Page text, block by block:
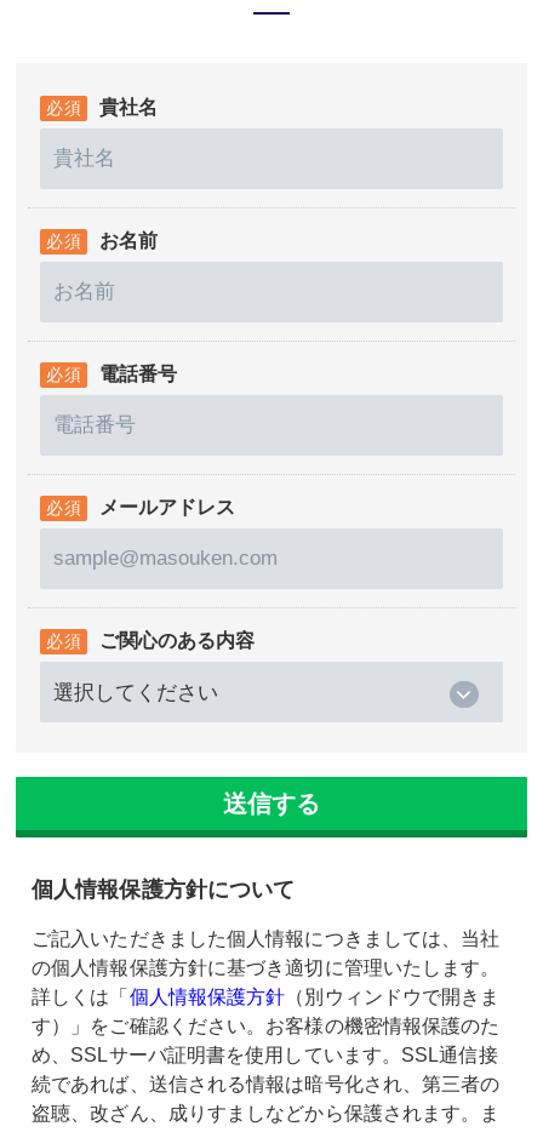
貴社名
お名前
電話番号
メールアドレス
ご関心のある内容
個人情報保護方針について
ご記入いただきました個人情報につきましては、当社
の個人情報保護方針に基づき適切に管理いたします。
詳しくは「 個人情報保護方針 （別ウィンドウで開きま
す）」をご確認ください。お客様の機密情報保護のた
め、SSLサーバ証明書を使用しています。SSL通信接
続であれば、送信される情報は暗号化され、第三者の
盗聴、改ざん、成りすましなどから保護されます。ま